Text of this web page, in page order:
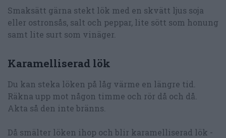
Smaksätt gärna stekt lök med en skvätt ljus soja
eller ostronsås, salt och peppar, lite sött som honung
samt lite surt som vinäger.
Karamelliserad lök
Du kan steka löken på låg värme en längre tid.
Räkna upp mot någon timme och rör då och då.
Akta så den inte bränns.
Då smälter löken ihop och blir karamelliserad lök -